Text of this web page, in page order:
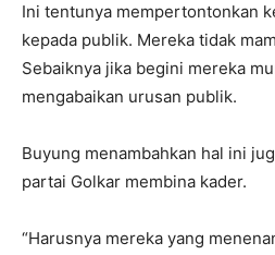
Ini tentunya mempertontonkan
kepada publik. Mereka tidak
Sebaiknya jika begini mereka
mengabaikan urusan publik.
Buyung menambahkan hal ini
partai Golkar membina kader.
“Harusnya mereka yang